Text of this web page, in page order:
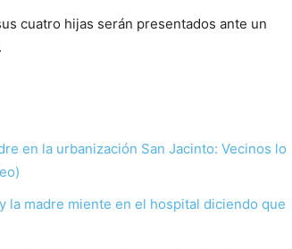
cuatro hijas serán presentados ante un
en la urbanización San Jacinto: Vecinos lo
la madre miente en el hospital diciendo que